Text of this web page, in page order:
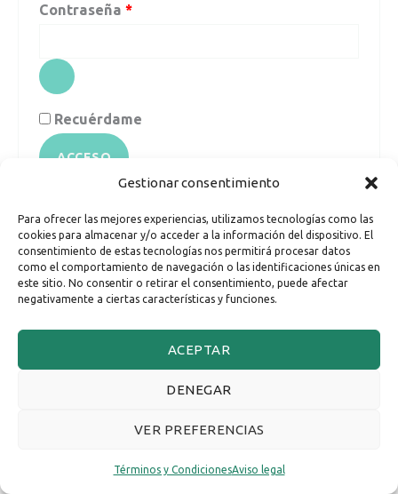
Gestionar consentimiento
Para ofrecer las mejores experiencias, utilizamos tecnologías como las
cookies para almacenar y/o acceder a la información del dispositivo. El
consentimiento de estas tecnologías nos permitirá procesar datos
como el comportamiento de navegación o las identificaciones únicas en
este sitio. No consentir o retirar el consentimiento, puede afectar
negativamente a ciertas características y funciones.
ACEPTAR
DENEGAR
VER PREFERENCIAS
Términos y CondicionesAviso legal
Contraseña *
Recuérdame
ACCESO
Copyright © 2026Carmen Onieva
Términos y Condiciones Política de privacidad
Aviso legal
Política de Cookies